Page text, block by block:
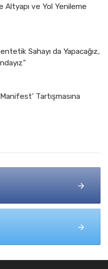
Altyapı ve Yol Yenileme
Sahayı da Yapacağız,
Tartışmasına